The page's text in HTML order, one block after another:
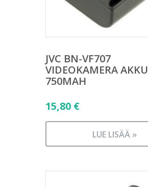
JVC BN-VF707
VIDEOKAMERA AKKU
750MAH
15,80 €
LUE LISÄÄ »